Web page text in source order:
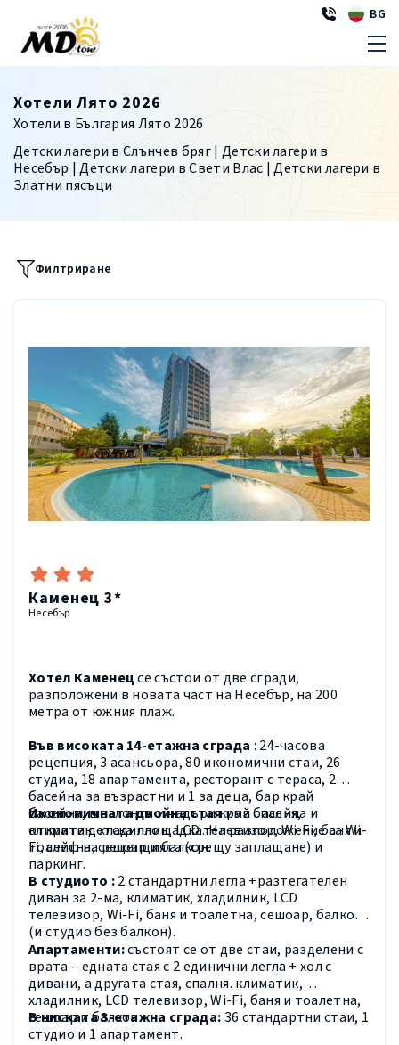
BG
Хотели Лято 2026
Хотели в България Лято 2026
Детски лагери в Слънчев бряг | Детски лагери в
Несебър | Детски лагери в Свети Влас | Детски лагери в
Златни пясъци
Филтриране
Каменец 3*
Несебър
Хотел Каменецсе състои от две сгради,
разположени в новата част на Несебър, на 200
метра от южния плаж.
Във високата 14-етажна сграда : 24-часова
рецепция, 3 асансьора, 80 икономични стаи, 26
студиа, 18 апартамента, ресторант с тераса, 2
басейна за възрастни и 1 за деца, бар край
басейна, шезлонги и чадъри край басейна и
открита детска площадка. На разположение са Wi-
Fi, сейф на рецепцията (срещу заплащане) и
паркинг.
Икономичната двойна стаяима спалня,
климатик, хладилник, LCD телевизор, Wi-Fi, баня и
тоалетна, сешоар и балкон.
В студиото :2 стандартни легла +разтегателен
диван за 2-ма, климатик, хладилник, LCD
телевизор, Wi-Fi, баня и тоалетна, сешоар, балкон
(и студио без балкон).
Апартаменти:състоят се от две стаи, разделени с
врата – едната стая с 2 единични легла + хол с
дивани, а другата стая, спалня. климатик,
хладилник, LCD телевизор, Wi-Fi, баня и тоалетна,
сешоар и балкон.
В ниската 3-етажна сграда:36 стандартни стаи, 1
студио и 1 апартамент.